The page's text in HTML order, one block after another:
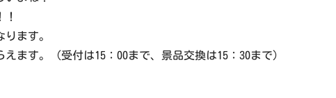
ます。
ます。（受付は15：00まで、景品交換は15：30まで）